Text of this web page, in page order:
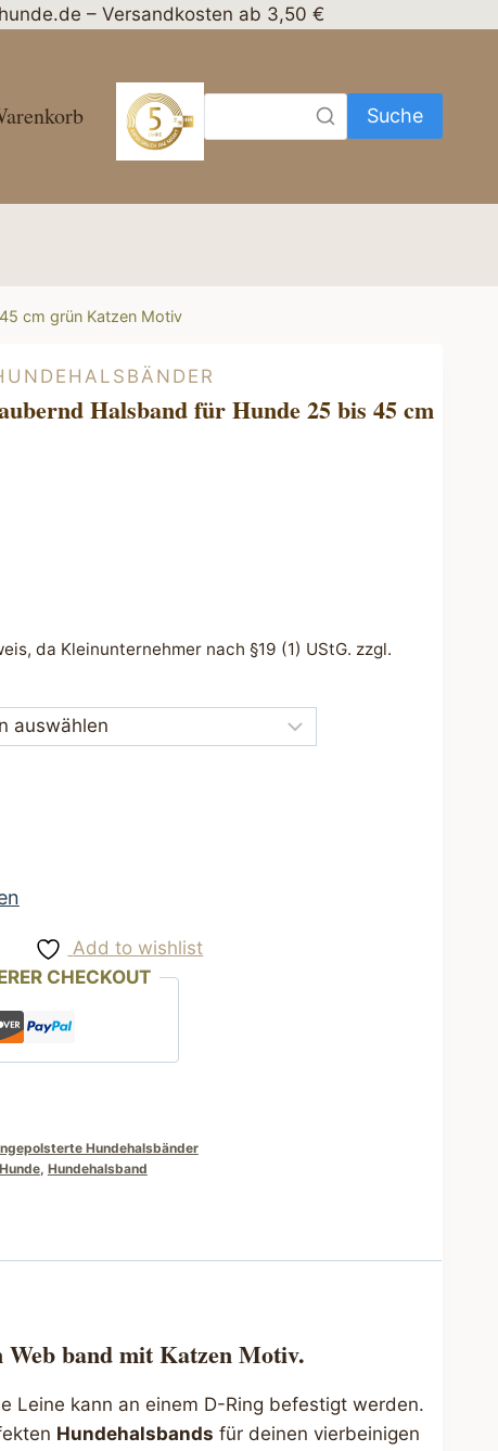
– Versandkosten ab 3,50 €
Suche
cm grün Katzen Motiv
Halsband für Hunde 25 bis 45 cm
da Kleinunternehmer nach §19 (1) UStG. zzgl.
Add to wishlist
CHECKOUT
Hundehalsbänder
Hunde, Hundehalsband
band mit Katzen Motiv.
Leine kann an einem D-Ring befestigt werden.
Hundehalsbands für deinen vierbeinigen